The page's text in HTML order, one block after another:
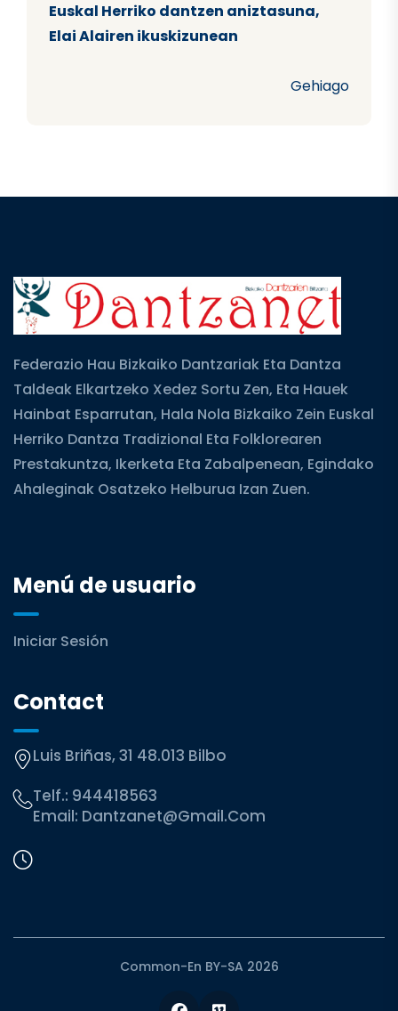
Euskal Herriko dantzen aniztasuna,
Elai Alairen ikuskizunean
Gehiago
Federazio Hau Bizkaiko Dantzariak Eta Dantza
Taldeak Elkartzeko Xedez Sortu Zen, Eta Hauek
Hainbat Esparrutan, Hala Nola Bizkaiko Zein Euskal
Herriko Dantza Tradizional Eta Folklorearen
Prestakuntza, Ikerketa Eta Zabalpenean, Egindako
Ahaleginak Osatzeko Helburua Izan Zuen.
Menú de usuario
Iniciar Sesión
Contact
Luis Briñas, 31 48.013 Bilbo
Telf.: 944418563
Email: Dantzanet@gmail.com
Common-En BY-SA 2026